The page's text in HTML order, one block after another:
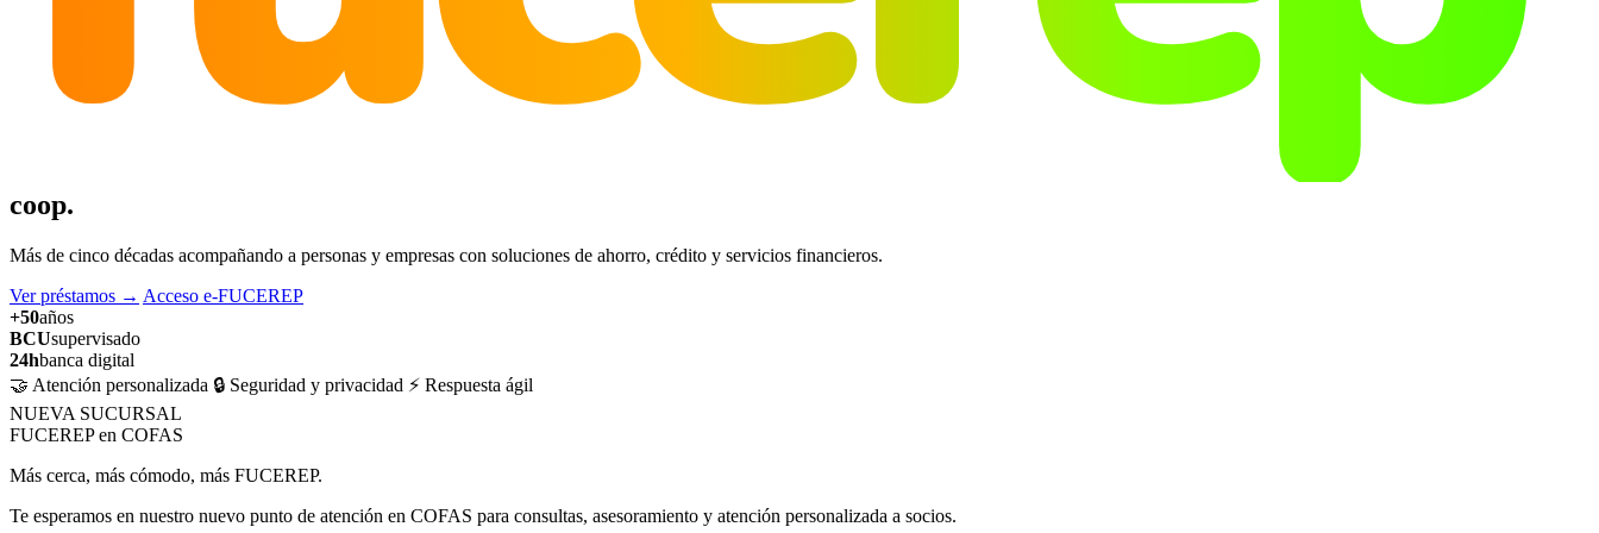
coop.
Más de cinco décadas acompañando a personas y empresas con soluciones de ahorro, crédito y servicios financieros.
Ver préstamos → Acceso e-FUCEREP
+50años
BCUsupervisado
24hbanca digital
🤝 Atención personalizada 🔒 Seguridad y privacidad ⚡ Respuesta ágil
NUEVA SUCURSAL
FUCEREP en COFAS
Más cerca, más cómodo, más FUCEREP.
Te esperamos en nuestro nuevo punto de atención en COFAS para consultas, asesoramiento y atención personalizada a socios.